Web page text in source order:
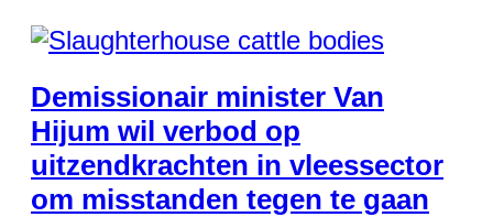
Demissionair minister Van
Hijum wil verbod op
uitzendkrachten in vleessector
om misstanden tegen te gaan